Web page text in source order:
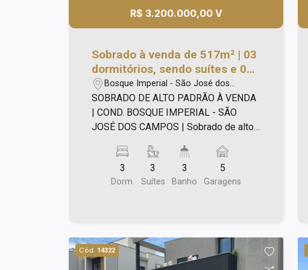
R$ 3.200.000,00 V
Sobrado à venda de 517m² | 03
dormitórios, sendo suítes e 05
vagas de garagem | Cond.
Bosque Imperial - São José dos
Campos |
Bosque Imperial - São José dos
Campos/SP
SOBRADO DE ALTO PADRÃO À VENDA
| COND. BOSQUE IMPERIAL - SÃO
JOSÉ DOS CAMPOS | Sobrado de alto
fino acabamento de 517m², com: - 03
suítes, sendo 02 suítes máster com
hidromassagem, box Blindex, ar-
planejada; - Área de serviço; - Quarto de
serviço; - Área gourmet com
3
Dorm.
3
Suítes
3
Banho
5
Garagens
Cód. 14322